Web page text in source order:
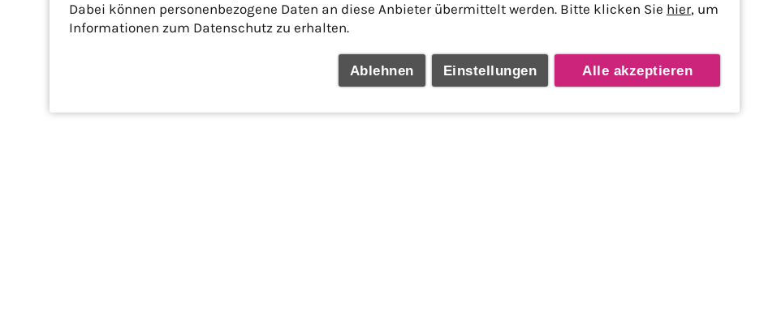
Dabei können personenbezogene Daten an diese Anbieter übermittelt werden. Bitte klicken Sie hier, um
Informationen zum Datenschutz zu erhalten.
Ablehnen Einstellungen Alle akzeptieren